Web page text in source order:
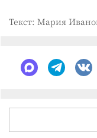
Текст: Мария